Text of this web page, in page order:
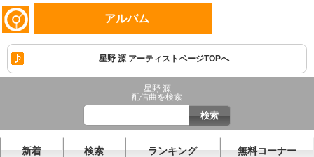
アルバム
星野 源 アーティストページTOPへ
星野 源
配信曲を検索
新着 検索 ランキング 無料コーナー